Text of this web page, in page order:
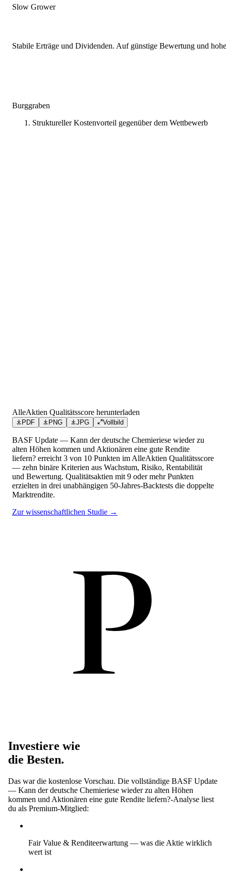
Slow Grower
Stabile Erträge und Dividenden. Auf günstige Bewertung und
Burggraben
Struktureller Kostenvorteil gegenüber dem Wettbewerb
AlleAktien Qualitätsscore herunterladen
PDF PNG JPG Vollbild
BASF Update — Kann der deutsche Chemieriese wieder zu
alten Höhen kommen und Aktionären eine gute Rendite
liefern? erreicht 3 von 10 Punkten im AlleAktien Qualitätsscore
— zehn binäre Kriterien aus Wachstum, Risiko, Rentabilität
und Bewertung. Qualitätsaktien mit 9 oder mehr Punkten
erzielten in drei unabhängigen 50-Jahres-Backtests die doppelte
Marktrendite.
Zur wissenschaftlichen Studie →
Investiere wie
die Besten.
Das war die kostenlose Vorschau. Die vollständige BASF Update
— Kann der deutsche Chemieriese wieder zu alten Höhen
kommen und Aktionären eine gute Rendite liefern?-Analyse liest
du als Premium-Mitglied:
Fair Value & Renditeerwartung — was die Aktie wirklich
wert ist